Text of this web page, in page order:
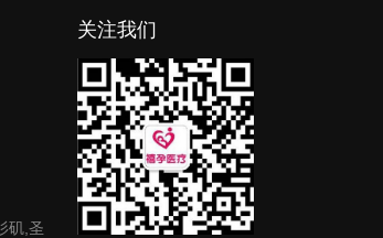
矶,圣
关注我们